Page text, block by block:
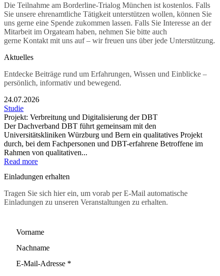
Die Teilnahme am Borderline-Trialog München ist kostenlos. Falls
Sie unsere ehrenamtliche Tätigkeit unterstützen wollen, können Sie
uns gerne eine Spende zukommen lassen. Falls Sie Interesse an der
Mitarbeit im Orgateam haben, nehmen Sie bitte auch
gerne Kontakt mit uns auf – wir freuen uns über jede Unterstützung.
Aktuelles
Entdecke Beiträge rund um Erfahrungen, Wissen und Einblicke –
persönlich, informativ und bewegend.
24.07.2026
Studie
Projekt: Verbreitung und Digitalisierung der DBT
Der Dachverband DBT führt gemeinsam mit den
Universitätskliniken Würzburg und Bern ein qualitatives Projekt
durch, bei dem Fachpersonen und DBT-erfahrene Betroffene im
Rahmen von qualitativen...
Read more
Einladungen erhalten
Tragen Sie sich hier ein, um vorab per E-Mail automatische
Einladungen zu unseren Veranstaltungen zu erhalten.